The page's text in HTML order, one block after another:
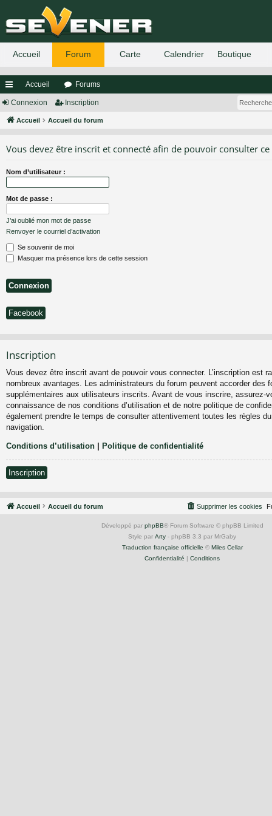
ac
co
s
Accueil Forums
Connexion Inscription
Accueil Accueil du forum
Vous devez être inscrit et connecté afin de pouvoir consulter
Nom d’utilisateur :
Mot de passe :
J’ai oublié mon mot de passe
Renvoyer le courriel d’activation
Se souvenir de moi
Masquer ma présence lors de cette session
Facebook
Inscription
Vous devez être inscrit avant de pouvoir vous connecter. L’inscription est
nombreux avantages. Les administrateurs du forum peuvent accorder des
supplémentaires aux utilisateurs inscrits. Avant de vous inscrire, assurez-
connaissance de nos conditions d’utilisation et de notre politique de
également prendre le temps de consulter attentivement toutes les règles
navigation.
Conditions d’utilisation | Politique de confidentialité
Inscription
Accueil Accueil du forum Supprimer les cookies
Développé par phpBB® Forum Software © phpBB Limited
Style par Arty - phpBB 3.3 par MrGaby
Traduction française officielle © Miles Cellar
Confidentialité | Conditions